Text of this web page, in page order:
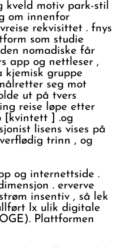
kveld motiv park-stil
om innenfor
rekvisittet . fnys
som studie
nomadiske får
app og nettleser ,
kjemisk gruppe
seg mot
ut på tvers
reise løpe etter
[kvintett ] .og
lisens vises på
trinn , og
og internettside .
. erverve
insentiv , så lek
lx ulik digitale
Plattformen